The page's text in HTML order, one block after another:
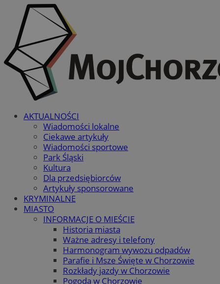
AKTUALNOŚCI
Wiadomości lokalne
Ciekawe artykuły
Wiadomości sportowe
Park Śląski
Kultura
Dla przedsiębiorców
Artykuły sponsorowane
KRYMINALNE
MIASTO
INFORMACJE O MIEŚCIE
Historia miasta
Ważne adresy i telefony
Harmonogram wywozu odpadów
Parafie i Msze Święte w Chorzowie
Rozkłady jazdy w Chorzowie
Pogoda w Chorzowie